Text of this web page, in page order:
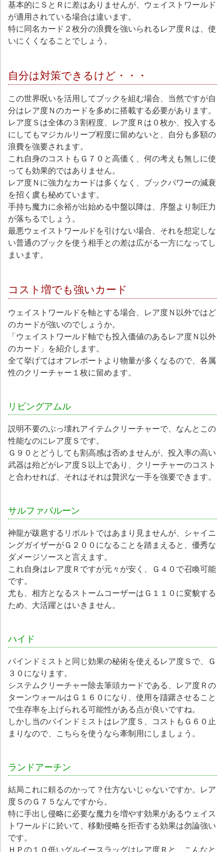
基本的にＳとＲに差はありませんが、ウェイストワールド
が適用されている場合は違います。
特に同名カード２枚分の浪費を強いられるレア度Ｒは、使
いにくくなることでしょう。
自分は対策できるけど・・・
この世界呪いを活用してブックを組む場合、当然ですが自
分はレア度Ｎのカードを多めに搭載する必要があります。
レア度Ｓは全体の３割程度、レア度Ｒは０枚か、投入する
にしてもマジカルリープ程度に留めないと、自分も多額の
浪費を強要されます。
これ自身のコストもＧ７０と高価く、何の考えも無しに使
っても効果的ではありません。
レア度Ｎに強力なカードは多くなく、ブックパワーの減衰
を招く虞も秘めています。
手持ち魔力に余裕が出始める中盤以降は、序盤より制圧力
が落ちるでしょう。
最悪ウェイストワールドを引けない場合、それを想定しな
い普通のブックを使う相手との差は広がる一方になってし
まいます。
コスト増でも強いカード
ウェイストワールドを軸とする場合、レア度Ｎ以外ではど
のカードが強いのでしょうか。
「ウェイストワールド軸でも投入価値のあるレア度Ｎ以外
のカード」を紹介します。
全て挙げてはオフレポートより物量が多くなるので、各属
性のクリーチャー１枚に留めます。
リビングアムル
説明不要のぶっ壊れアイテムクリーチャーで、なんとこの
性能なのにレア度Ｓです。
Ｇ９０とどうしても割高感は否めませんが、投入率の高い
武器は殆どがレア度Ｓ以上であり、クリーチャーのコスト
と合わせれば、それはそれは贅沢な一手を強要できます。
サルファバルーン
神龍が跋扈するリボルトではあまり見ませんが、シャイニ
ングガイザーがＧ２００になることを踏まえると、優秀な
ダメージソースと言えます。
これ自身はレア度Ｒですが元々が安く、Ｇ４０で召喚可能
です。
尤も、相方となるストームコーザーはＧ１１０に変貌する
ため、大活躍とはいきません。
ハイド
バインドミストと同じ効果の秘術を使えるレア度Ｓで、Ｇ
３０になります。
システムクリーチャー除去筆頭カードである、レア度Ｒの
ターンウォールはＧ１６０になり、使用を躊躇させること
で生存率を上げられる可能性がある点が良いですね。
しかし当のバインドミストはレア度Ｓ、コストもＧ６０止
まりなので、こちらを使うなら牽制用にしましょう。
ランドアーチン
結局これに頼るのかって？仕方ないじゃないですか。レア
度ＳのＧ７５なんですから。
特に手出し侵略に必要な魔力を増やす効果があるウェイス
トワールドに於いて、移動侵略を拒否する効果は勿論強い
です。
ＨＰの１０低いグルイースラッグはレア度Ｒと、こんなと